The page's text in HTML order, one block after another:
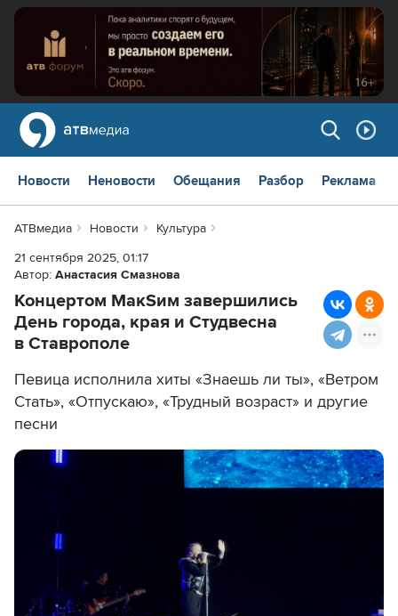
Новости Неновости Обещания Разбор Реклама
АТВмедиа Новости
Культура
21 сентября 2025, 01:17
Автор: Анастасия Смазнова
Концертом МакSим завершились
День города, края и Студвесна
в Ставрополе
Певица исполнила хиты «Знаешь ли ты», «Ветром
Стать», «Отпускаю», «Трудный возраст» и другие
песни